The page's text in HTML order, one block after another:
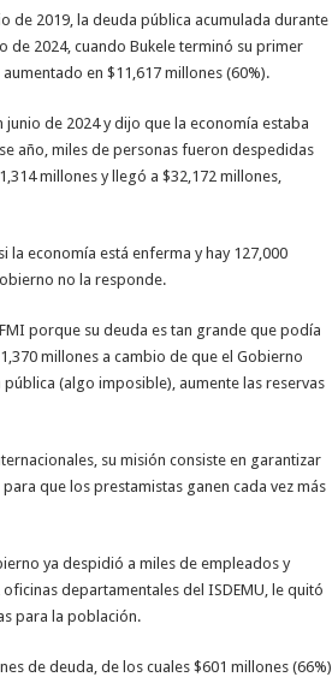
de 2019, la deuda pública acumulada durante
de 2024, cuando Bukele terminó su primer
en $11,617 millones (60%).
de 2024 y dijo que la economía estaba
año, miles de personas fueron despedidas
millones y llegó a $32,172 millones,
economía está enferma y hay 127,000
no la responde.
porque su deuda es tan grande que podía
millones a cambio de que el Gobierno
(algo imposible), aumente las reservas
su misión consiste en garantizar
que los prestamistas ganen cada vez más
ya despidió a miles de empleados y
departamentales del ISDEMU, le quitó
para la población.
de deuda, de los cuales $601 millones (66%)